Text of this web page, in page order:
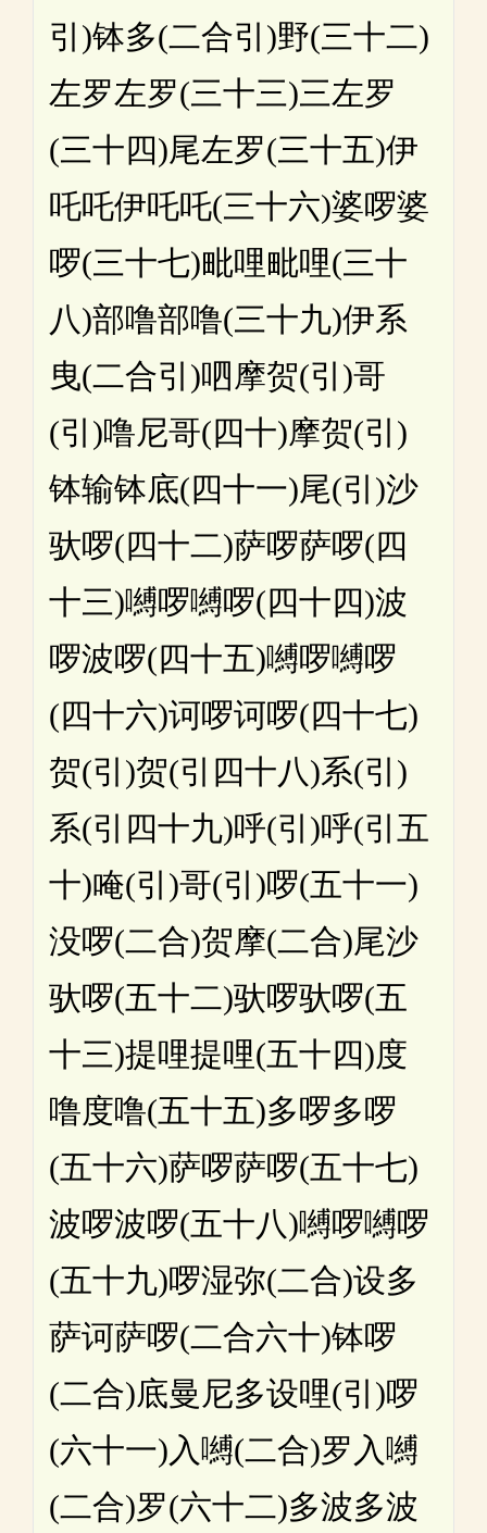
引)钵多(二合引)野(三十二)
左罗左罗(三十三)三左罗
(三十四)尾左罗(三十五)伊
吒吒伊吒吒(三十六)婆啰婆
啰(三十七)毗哩毗哩(三十
八)部噜部噜(三十九)伊系
曳(二合引)呬摩贺(引)哥
(引)噜尼哥(四十)摩贺(引)
钵输钵底(四十一)尾(引)沙
驮啰(四十二)萨啰萨啰(四
十三)嚩啰嚩啰(四十四)波
啰波啰(四十五)嚩啰嚩啰
(四十六)诃啰诃啰(四十七)
贺(引)贺(引四十八)系(引)
系(引四十九)呼(引)呼(引五
十)唵(引)哥(引)啰(五十一)
没啰(二合)贺摩(二合)尾沙
驮啰(五十二)驮啰驮啰(五
十三)提哩提哩(五十四)度
噜度噜(五十五)多啰多啰
(五十六)萨啰萨啰(五十七)
波啰波啰(五十八)嚩啰嚩啰
(五十九)啰湿弥(二合)设多
萨诃萨啰(二合六十)钵啰
(二合)底曼尼多设哩(引)啰
(六十一)入嚩(二合)罗入嚩
(二合)罗(六十二)多波多波